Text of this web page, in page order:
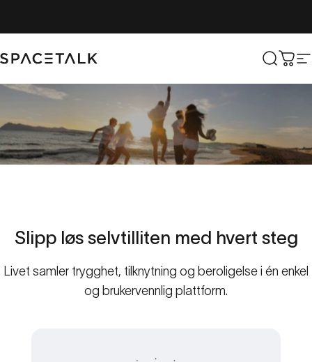
Romsnakk Søk
sikkerhet for dine kjære og mer trygghet for deg.
Slipp løs selvtilliten med hvert steg
Livet samler trygghet, tilknytning og beroligelse i én enkel
og brukervennlig plattform.